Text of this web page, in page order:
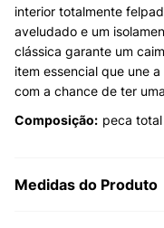
interior totalmente
aveludado e um
clássica garante um
item essencial que une
com a chance de ter
Composição: peca
Medidas do Produto